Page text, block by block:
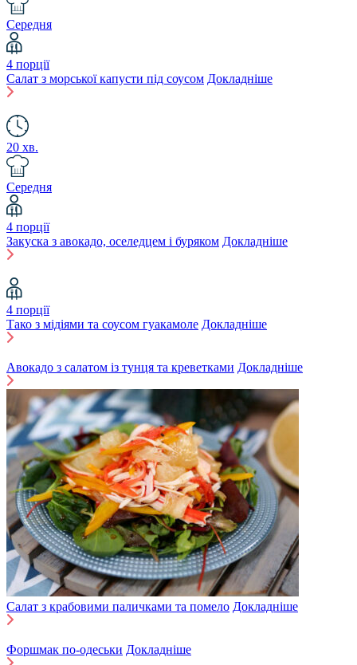
Середня
4 порції
Салат з морської капусти під соусом Докладніше
20 хв.
Середня
4 порції
Закуска з авокадо, оселедцем і буряком Докладніше
4 порції
Тако з мідіями та соусом гуакамоле Докладніше
Авокадо з салатом із тунця та креветками Докладніше
Салат з крабовими паличками та помело Докладніше
Форшмак по-одеськи Докладніше